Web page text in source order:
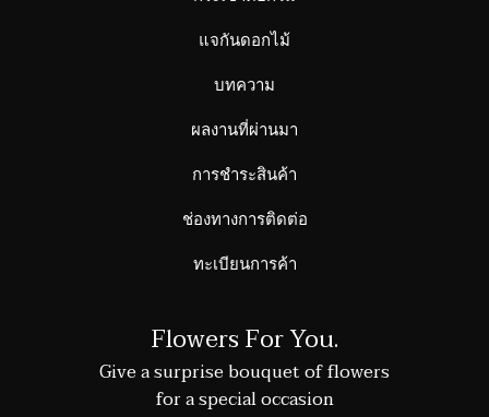
แจกันดอกไม้
บทความ
ผลงานที่ผ่านมา
การชำระสินค้า
ช่องทางการติดต่อ
ทะเบียนการค้า
Flowers For You.
Give a surprise bouquet of flowers
for a special occasion